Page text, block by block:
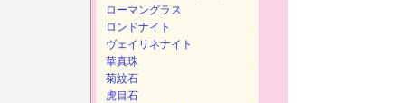
ローマングラス
ロンドナイト
ヴェイリネナイト
華真珠
菊紋石
虎目石